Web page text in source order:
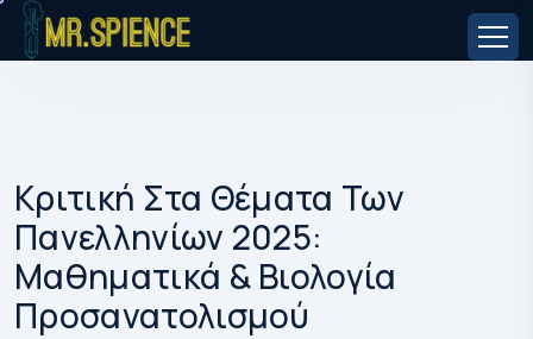
Κριτική Στα Θέματα Των
Πανελληνίων 2025:
Μαθηματικά & Βιολογία
Προσανατολισμού